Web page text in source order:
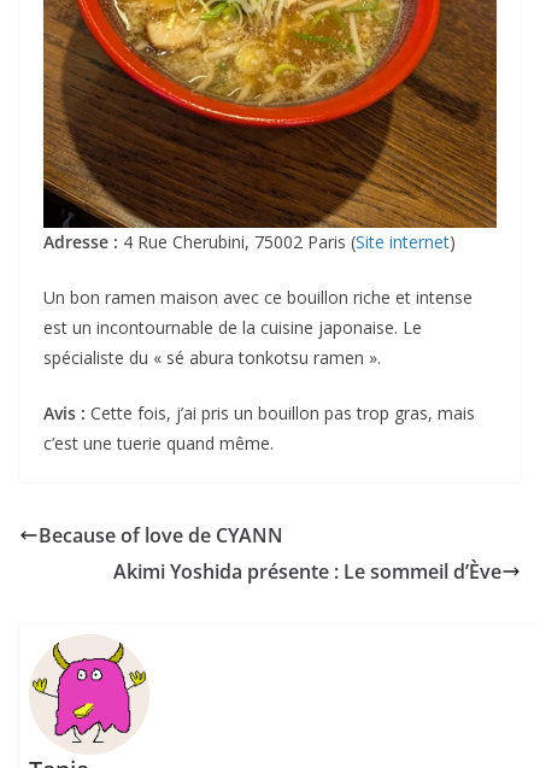
Adresse : 4 Rue Cherubini, 75002 Paris (Site internet)
Un bon ramen maison avec ce bouillon riche et intense
est un incontournable de la cuisine japonaise. Le
spécialiste du « sé abura tonkotsu ramen ».
Avis : Cette fois, j’ai pris un bouillon pas trop gras, mais
c’est une tuerie quand même.
Because of love de CYANN
Akimi Yoshida présente : Le sommeil d’Ève